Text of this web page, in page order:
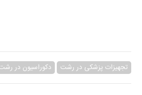
تجهیزات پزشکی در رشت دکوراسیون در